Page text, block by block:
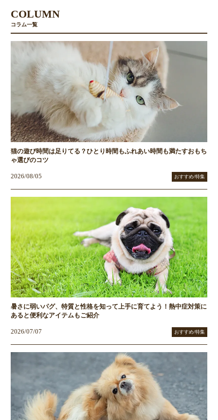
COLUMN
コラム一覧
猫の遊び時間は足りてる？ひとり時間もふれあい時間も満たすおもち
ゃ選びのコツ
2026/08/05 おすすめ/特集
暑さに弱いパグ、特質と性格を知って上手に育てよう！熱中症対策に
あると便利なアイテムもご紹介
2026/07/07 おすすめ/特集